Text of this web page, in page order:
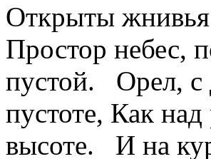
Открыты жнивья
Простор небес,
пустой. Орел, с
пустоте, Как
высоте. И на